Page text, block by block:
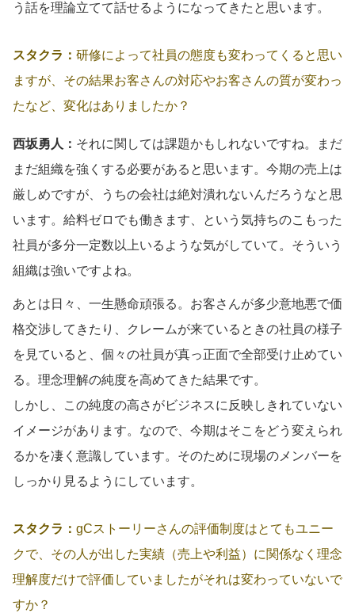
う話を理論立てて話せるようになってきたと思います。
スタクラ： 研修によって社員の態度も変わってくると思い
ますが、その結果お客さんの対応やお客さんの質が変わっ
たなど、変化はありましたか？
西坂勇人： それに関しては課題かもしれないですね。まだ
まだ組織を強くする必要があると思います。今期の売上は
厳しめですが、うちの会社は絶対潰れないんだろうなと思
います。給料ゼロでも働きます、という気持ちのこもった
社員が多分一定数以上いるような気がしていて。そういう
組織は強いですよね。
あとは日々、一生懸命頑張る。お客さんが多少意地悪で価
格交渉してきたり、クレームが来ているときの社員の様子
を見ていると、個々の社員が真っ正面で全部受け止めてい
る。理念理解の純度を高めてきた結果です。
しかし、この純度の高さがビジネスに反映しきれていない
イメージがあります。なので、今期はそこをどう変えられ
るかを凄く意識しています。そのために現場のメンバーを
しっかり見るようにしています。
スタクラ： gCストーリーさんの評価制度はとてもユニー
クで、その人が出した実績（売上や利益）に関係なく理念
理解度だけで評価していましたがそれは変わっていないで
すか？